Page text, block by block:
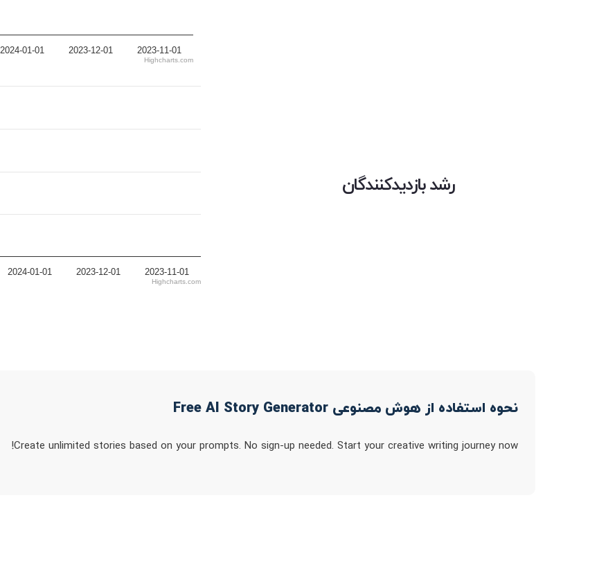
2024-01-01 2023-12-01 2023-11-01
Highcharts.com
رشد بازدیدکنندگان
2024-01-01 2023-12-01 2023-11-01
Highcharts.com
نحوه استفاده از هوش مصنوعی Free AI Story Generator
Create unlimited stories based on your prompts. No sign-up needed. Start your creative writing journey now!